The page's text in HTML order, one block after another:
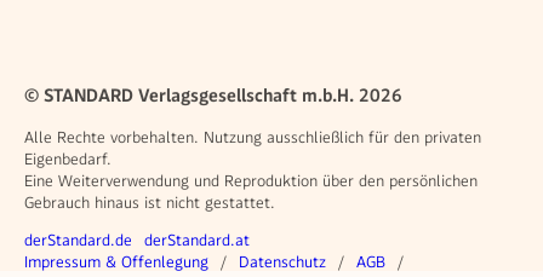
© STANDARD Verlagsgesellschaft m.b.H. 2026
Alle Rechte vorbehalten. Nutzung ausschließlich für den privaten
Eigenbedarf.
Eine Weiterverwendung und Reproduktion über den persönlichen
Gebrauch hinaus ist nicht gestattet.
Weitere Angebote
derStandard.de derStandard.at
Rechtliches
Impressum & Offenlegung Datenschutz
AGB